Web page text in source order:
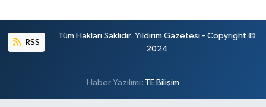
RSS
Tüm Hakları Saklıdır. Yıldırım Gazetesi - Copyright ©
2024
Haber Yazılımı: TE Bilişim